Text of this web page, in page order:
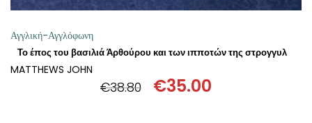
Αγγλική-Αγγλόφωνη
MATTHEWS JOHN
€38.80 €35.00